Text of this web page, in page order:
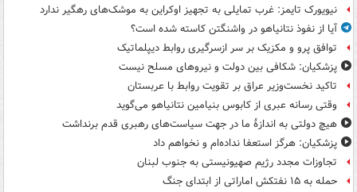
نیویورک تایمز: غرب تمایلی به تجهیز اوکراین به موشک‌های رهگیر ندارد
آیا از نفوذ نتانیاهو در واشنگتن کاسته شده است؟
توافق پرو و مکزیک بر سر ازسرگیری روابط دیپلماتیک
پزشکیان: شکافی بین دولت و نیروهای مسلح نیست
تاکید نخست‌وزیر عراق بر تقویت روابط با عربستان
وقتی رسانه عبری از کابوس بنیامین نتانیاهو می‌گوید
هیچ دولتی به اندازۀ ما در جهت سیاست‌های رهبری قدم برنداشت
پزشکیان: هرگز استعفا نداده‌ام و نخواهم داد
تجاوزات مجدد رژیم صهیونیستی به جنوب لبنان
حمله به ۱۵ نفتکش‌ اماراتی از ابتدای جنگ